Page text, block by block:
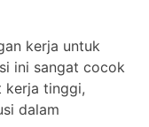
kerja untuk
ini sangat cocok
kerja tinggi,
dalam